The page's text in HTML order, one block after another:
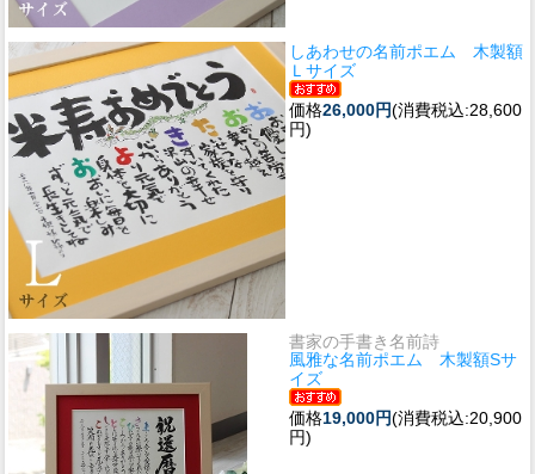
しあわせの名前ポエム 木製額
Ｌサイズ
価格26,000円(消費税込:28,600
円)
書家の手書き名前詩
風雅な名前ポエム 木製額Sサ
イズ
価格19,000円(消費税込:20,900
円)